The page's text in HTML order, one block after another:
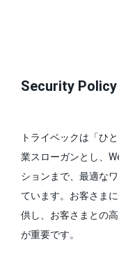
Security Policy
トライベックは「ひ
業スローガンとし、
ションまで、最適な
ています。お客さま
供し、お客さまとの
が重要です。